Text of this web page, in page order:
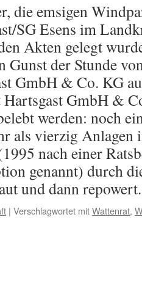
die emsigen
SG Esens im
Akten gelegt
Gunst der Stunde
GmbH & Co. KG
GmbH &
werden: noch
als vierzig
nach einer
genannt) durch
und dann
| Verschlagwortet mitWattenrat,